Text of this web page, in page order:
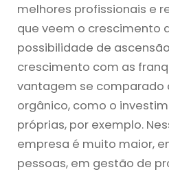
melhores profissionais e
que veem o crescimento
possibilidade de
crescimento com as
vantagem se comparado
orgânico, como o
próprias, por exemplo.
empresa é muito maior,
pessoas, em gestão de